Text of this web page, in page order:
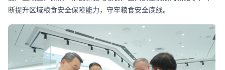
断提升区域粮食安全保障能力，守牢粮食安全底线。